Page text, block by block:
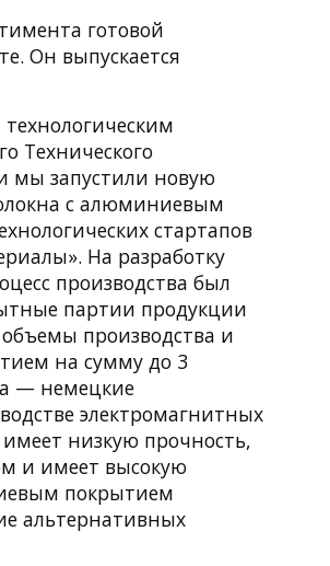
готовой
Он выпускается
Технического
мы запустили новую
с алюминиевым
стартапов
На разработку
производства был
партии продукции
производства и
на сумму до 3
— немецкие
электромагнитных
низкую прочность,
и имеет высокую
покрытием
альтернативных